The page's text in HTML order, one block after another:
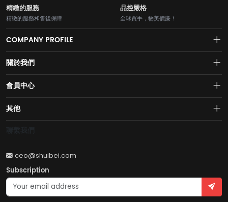
精緻的服務
精緻的服務和售後保障
品控嚴格
全球買手，物美價廉！
COMPANY PROFILE
球黃金珠寶跨境電商平臺！AI與區塊鏈的完美結合的【水貝幣$SB】引領
全球黃金珠寶穩定幣RWA新紀元！
關於我們
About us
Join us
Privacy policy
會員中心
Account
Order
Brand List
其他
Terms of use
Become a seller
Account
ceo@shuibei.com
Subscription